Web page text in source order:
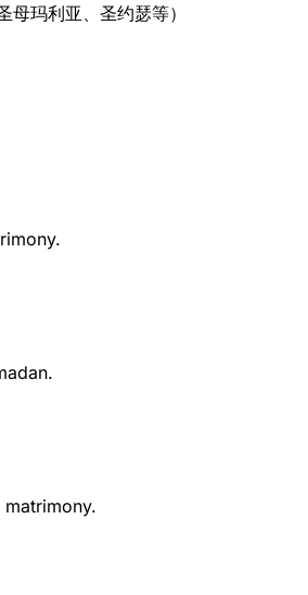
玛利亚、圣约瑟等）